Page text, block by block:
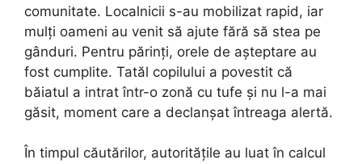
comunitate. Localnicii s-au mobilizat rapid, iar
mulți oameni au venit să ajute fără să stea pe
gânduri. Pentru părinți, orele de așteptare au
fost cumplite. Tatăl copilului a povestit că
băiatul a intrat într-o zonă cu tufe și nu l-a mai
găsit, moment care a declanșat întreaga alertă.
În timpul căutărilor, autoritățile au luat în calcul